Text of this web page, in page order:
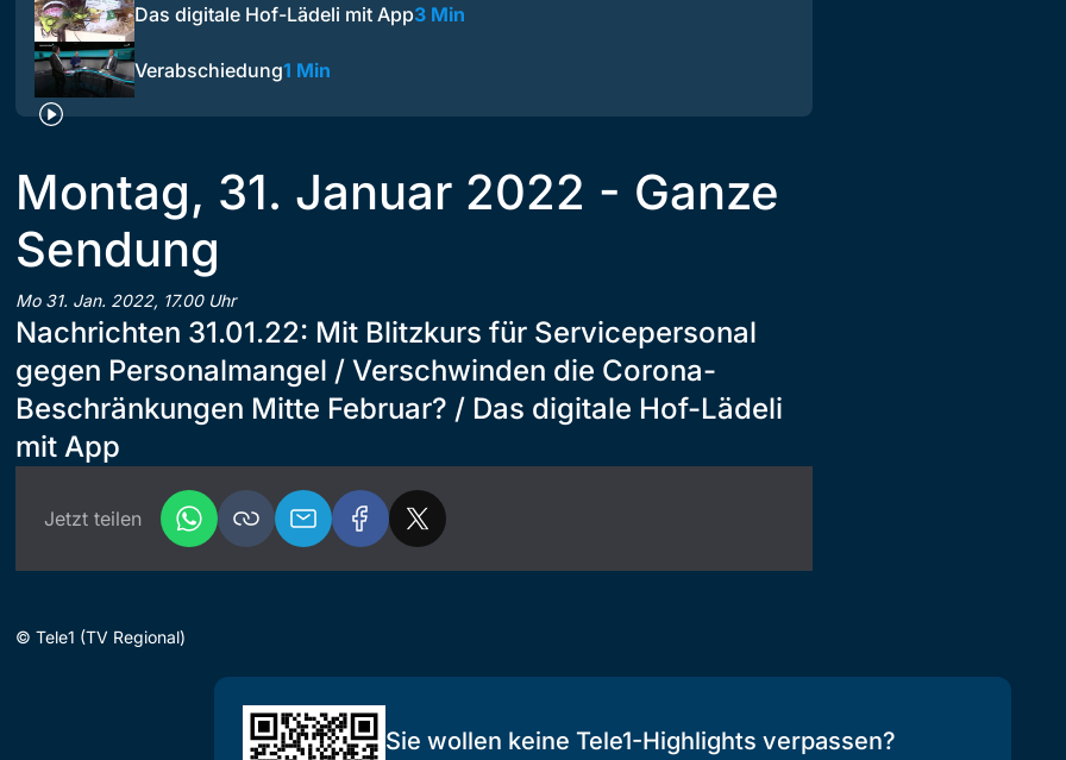
Das digitale Hof-Lädeli mit App3 Min
Verabschiedung1 Min
Montag, 31. Januar 2022 - Ganze
Sendung
Mo 31. Jan. 2022, 17.00 Uhr
Nachrichten 31.01.22: Mit Blitzkurs für Servicepersonal
gegen Personalmangel / Verschwinden die Corona-
Beschränkungen Mitte Februar? / Das digitale Hof-Lädeli
mit App
Jetzt teilen
© Tele1 (TV Regional)
Sie wollen keine Tele1-Highlights verpassen?